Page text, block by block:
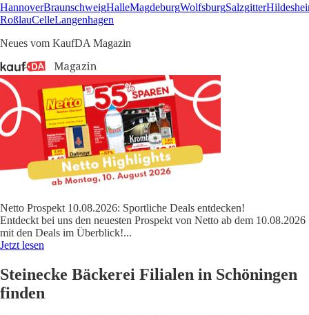
HannoverBraunschweigHalleMagdeburgWolfsburgSalzgitter
RoßlauCelleLangenhagen
Neues vom KaufDA Magazin
Netto Prospekt 10.08.2026: Sportliche Deals entdecken!
Entdeckt bei uns den neuesten Prospekt von Netto ab dem 10.08.2026
mit den Deals im Überblick!...
Jetzt lesen
Steinecke Bäckerei Filialen in Schöningen
finden